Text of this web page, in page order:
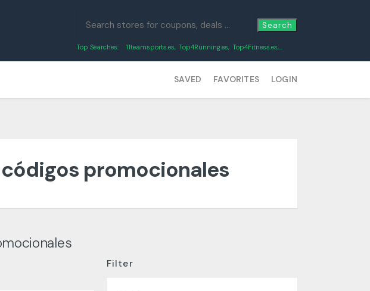
Search
Top Searches: 11teamsports.es, Top4Running.es, Top4Fitness.es,...
SAVED FAVORITES LOGIN
promocionales
Filter